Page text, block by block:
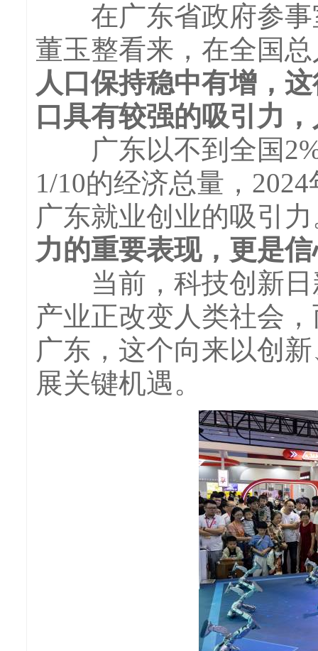
在广东省政府参事
董玉整看来，在全国
人口保持稳中有增，
口具有较强的吸引力
广东以不到全国2%
1/10的经济总量，
广东就业创业的吸引
力的重要表现，更是
当前，科技创新日
产业正改变人类社会
广东，这个向来以创
展关键机遇。